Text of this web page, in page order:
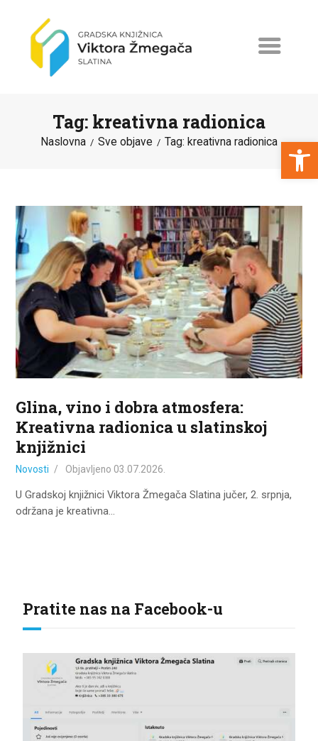
Open toolbar
Tag: kreativna radionica
Naslovna Sve objave Tag: kreativna radionica
NOVOSTI
ERASMUS+
PROGRAMI I PROJEKTI
KATALOG
O KNJIŽNICI
ZA KORISNIKE
ODJELI
KONTAKT
Glina, vino i dobra atmosfera:
Kreativna radionica u slatinskoj
knjižnici
Novosti Objavljeno 03.07.2026.
U Gradskoj knjižnici Viktora Žmegača Slatina jučer, 2. srpnja,
održana je kreativna…
Pratite nas na Facebook-u